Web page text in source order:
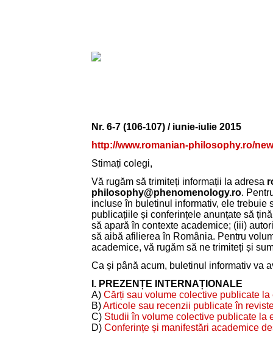
Nr. 6-7 (106-107) / iunie-iulie 2015
http://www.romanian-philosophy.ro/
Stimați colegi,
Vă rugăm să trimiteți informații la adresa
philosophy@phenomenology.ro.
incluse în buletinul informativ, ele trebuie
publicațiile și conferințele anunțate să
să apară în contexte academice; (iii)
să aibă afilierea în România. Pentru
academice, vă rugăm să ne trimiteți și
Ca și până acum, buletinul informativ va
I. PREZENȚE INTERNAȚIONALE
A) Cărți sau volume colective publicate
B)Articole sau recenzii publicate în
C) Studii în volume colective publicate la
D) Conferințe și manifestări academice